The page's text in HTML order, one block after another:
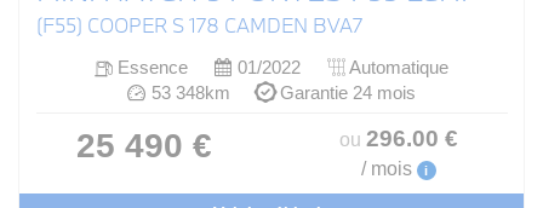
(F55) COOPER S 178 CAMDEN BVA7
Essence 01/2022
Automatique
53 348km
Garantie 24 mois
25 490 € ou 296.00 €
/ mois i